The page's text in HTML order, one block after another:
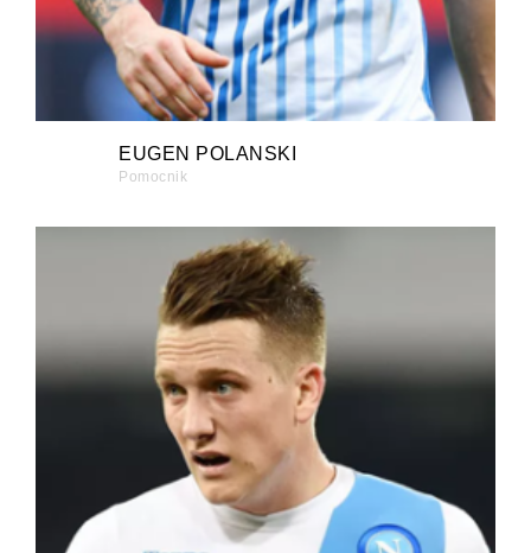
EUGEN POLANSKI
Pomocnik